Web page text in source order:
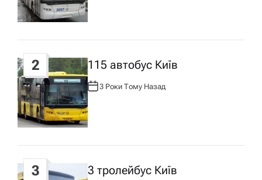
а
п
и
с
у
О
Р
:
2 115 автобус Київ
А
Т
О
Р
:
3 Роки Тому Назад
3 3 тролейбус Київ